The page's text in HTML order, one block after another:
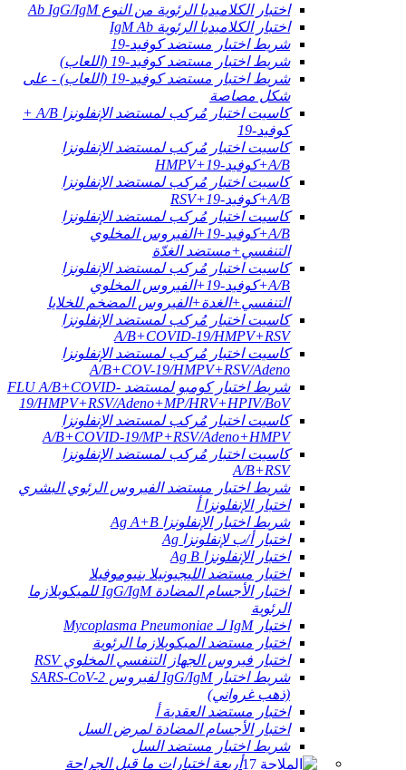
اختبار الكلاميديا ​​الرئوية من النوع Ab IgG/IgM
اختبار الكلاميديا ​​الرئوية IgM Ab
شريط اختبار مستضد كوفيد-19
شريط اختبار مستضد كوفيد-19 (اللعاب)
شريط اختبار مستضد كوفيد-19 (اللعاب) - على
شكل مصاصة
كاسيت اختبار مُركب لمستضد الإنفلونزا A/B +
كوفيد-19
كاسيت اختبار مُركب لمستضد الإنفلونزا
A/B+كوفيد-19+HMPV
كاسيت اختبار مُركب لمستضد الإنفلونزا
A/B+كوفيد-19+RSV
كاسيت اختبار مُركب لمستضد الإنفلونزا
A/B+كوفيد-19+الفيروس المخلوي
التنفسي+مستضد الغدّة
كاسيت اختبار مُركب لمستضد الإنفلونزا
A/B+كوفيد-19+الفيروس المخلوي
التنفسي+الغدة+الفيروس المضخم للخلايا
كاسيت اختبار مُركب لمستضد الإنفلونزا
A/B+COVID-19/HMPV+RSV
كاسيت اختبار مُركب لمستضد الإنفلونزا
A/B+COV-19/HMPV+RSV/Adeno
شريط اختبار كومبو لمستضد FLU A/B+COVID-
19/HMPV+RSV/Adeno+MP/HRV+HPIV/BoV
كاسيت اختبار مُركب لمستضد الإنفلونزا
A/B+COVID-19/MP+RSV/Adeno+HMPV
كاسيت اختبار مُركب لمستضد الإنفلونزا
A/B+RSV
شريط اختبار مستضد الفيروس الرئوي البشري
اختبار الإنفلونزا أ
شريط اختبار الإنفلونزا Ag A+B
اختبار أ/ب لإنفلونزا Ag
اختبار الإنفلونزا Ag B
اختبار مستضد الليجيونيلا بنيوموفيلا
اختبار الأجسام المضادة IgG/IgM للميكوبلازما
الرئوية
اختبار IgM لـ Mycoplasma Pneumoniae
اختبار مستضد الميكوبلازما الرئوية
اختبار فيروس الجهاز التنفسي المخلوي RSV
شريط اختبار IgG/IgM لفيروس SARS-CoV-2
(ذهب غرواني)
اختبار مستضد العقدية أ
اختبار الأجسام المضادة لمرض السل
شريط اختبار مستضد السل
أربعة اختبارات ما قبل الجراحة